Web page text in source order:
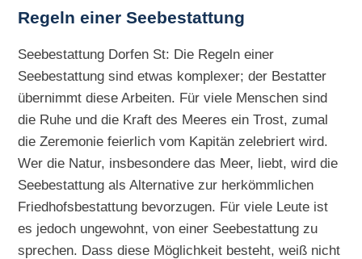
Regeln einer Seebestattung
Seebestattung Dorfen St: Die Regeln einer
Seebestattung sind etwas komplexer; der Bestatter
übernimmt diese Arbeiten. Für viele Menschen sind
die Ruhe und die Kraft des Meeres ein Trost, zumal
die Zeremonie feierlich vom Kapitän zelebriert wird.
Wer die Natur, insbesondere das Meer, liebt, wird die
Seebestattung als Alternative zur herkömmlichen
Friedhofsbestattung bevorzugen. Für viele Leute ist
es jedoch ungewohnt, von einer Seebestattung zu
sprechen. Dass diese Möglichkeit besteht, weiß nicht